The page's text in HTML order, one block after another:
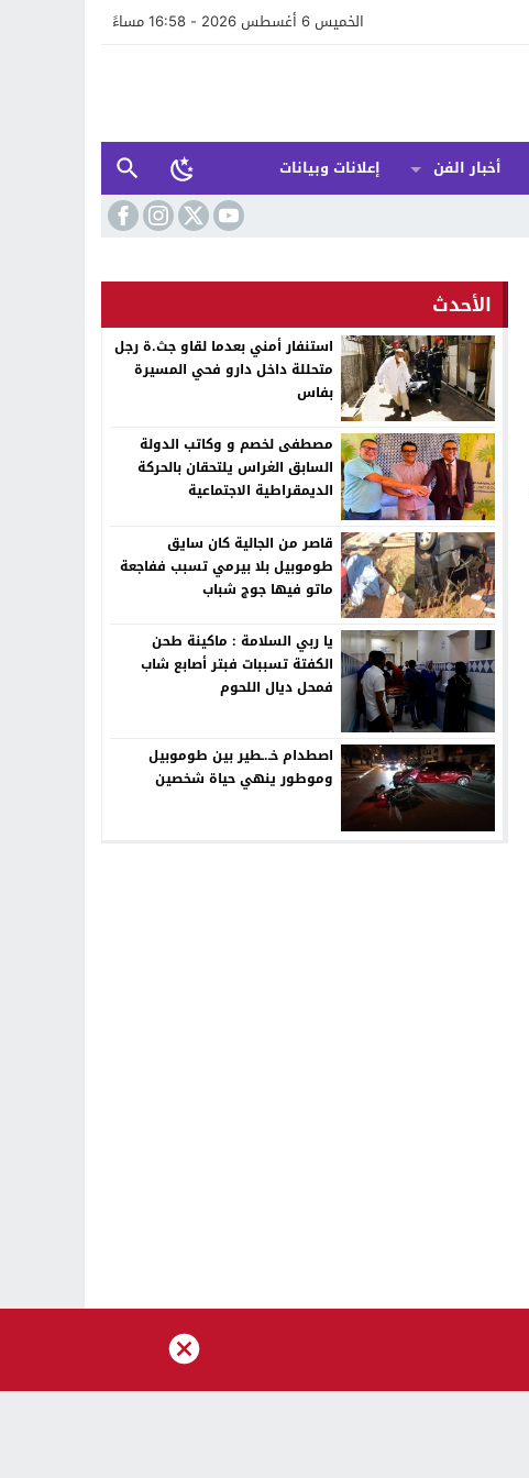
الخميس 6 أغسطس 2026 - 16:58 مساءً
أخبار الفن
إعلانات وبيانات
الأحدث
استنفار أمني بعدما لقاو جث.ة رجل
متحللة داخل دارو فحي المسيرة
بفاس
مصطفى لخصم و وكاتب الدولة
السابق الغراس يلتحقان بالحركة
الديمقراطية الاجتماعية
قاصر من الجالية كان سايق
طوموبيل بلا بيرمي تسبب ففاجعة
ماتو فيها جوج شباب
يا ربي السلامة : ماكينة طحن
الكفتة تسببات فبتر أصابع شاب
فمحل ديال اللحوم
اصطدام خـ.ـطير بين طوموبيل
وموطور ينهي حياة شخصين